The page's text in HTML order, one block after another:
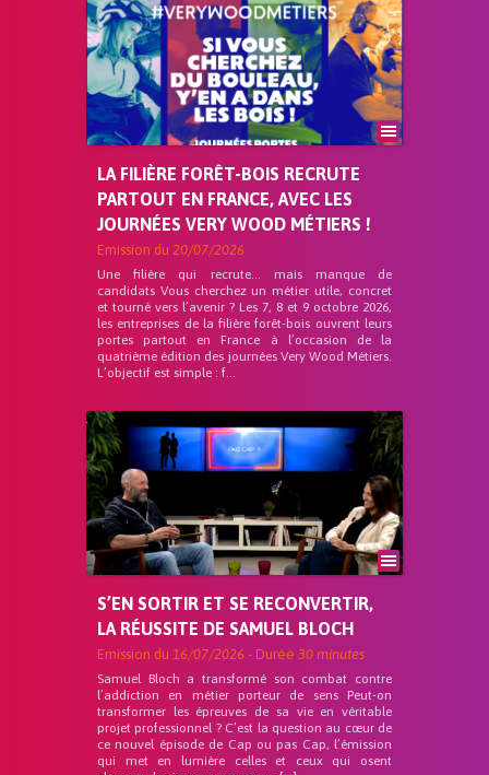
LA FILIÈRE FORÊT-BOIS RECRUTE
PARTOUT EN FRANCE, AVEC LES
JOURNÉES VERY WOOD MÉTIERS !
Emission du 20/07/2026
Une filière qui recrute… mais manque de
candidats Vous cherchez un métier utile, concret
et tourné vers l’avenir ? Les 7, 8 et 9 octobre 2026,
les entreprises de la filière forêt-bois ouvrent leurs
portes partout en France à l’occasion de la
quatrième édition des journées Very Wood Métiers.
L’objectif est simple : f...
S’EN SORTIR ET SE RECONVERTIR,
LA RÉUSSITE DE SAMUEL BLOCH
Emission du 16/07/2026 - Durée 30 minutes
Samuel Bloch a transformé son combat contre
l’addiction en métier porteur de sens Peut-on
transformer les épreuves de sa vie en véritable
projet professionnel ? C’est la question au cœur de
ce nouvel épisode de Cap ou pas Cap, l’émission
qui met en lumière celles et ceux qui osent